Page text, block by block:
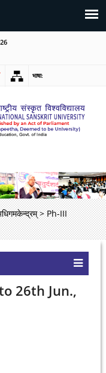
भाषा:
> Ph-III
26th Jun.,